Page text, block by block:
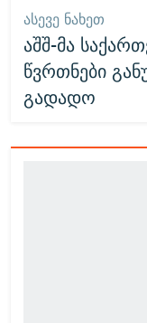
ᲐᲡᲔᲕᲔ ᲜᲐᲮᲔᲗ
აშშ-მა
წვრთნები
გადადო